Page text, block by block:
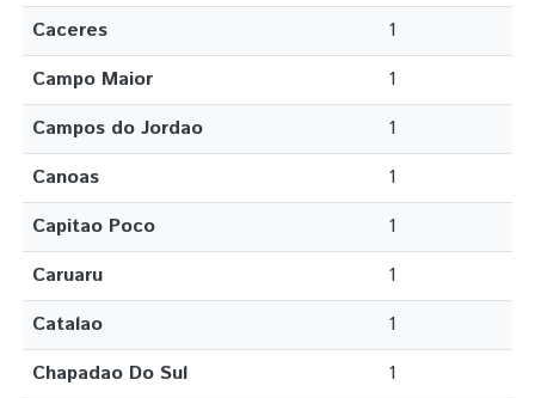
Caceres
1
Campo Maior
1
Campos do Jordao
1
Canoas
1
Capitao Poco
1
Caruaru
1
Catalao
1
Chapadao Do Sul
1